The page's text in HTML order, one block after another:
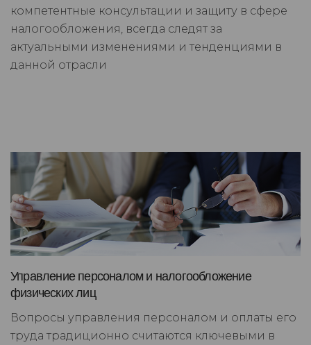
компетентные консультации и защиту в сфере
налогообложения, всегда следят за
актуальными изменениями и тенденциями в
данной отрасли
Управление персоналом и налогообложение
физических лиц
Вопросы управления персоналом и оплаты его
труда традиционно считаются ключевыми в